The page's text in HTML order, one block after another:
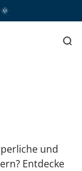
🌞
und
Entdecke